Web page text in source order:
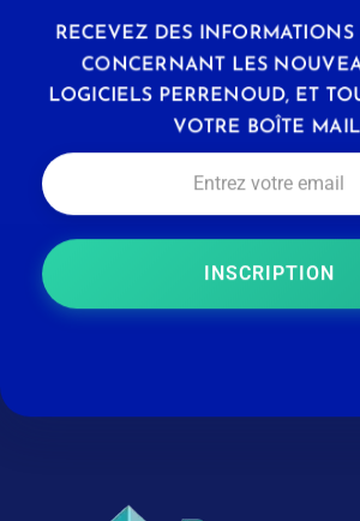
RECEVEZ DES INFORMATIONS
CONCERNANT LES
LOGICIELS PERRENOUD, ET
VOTRE BOÎTE
INSCRIPTION